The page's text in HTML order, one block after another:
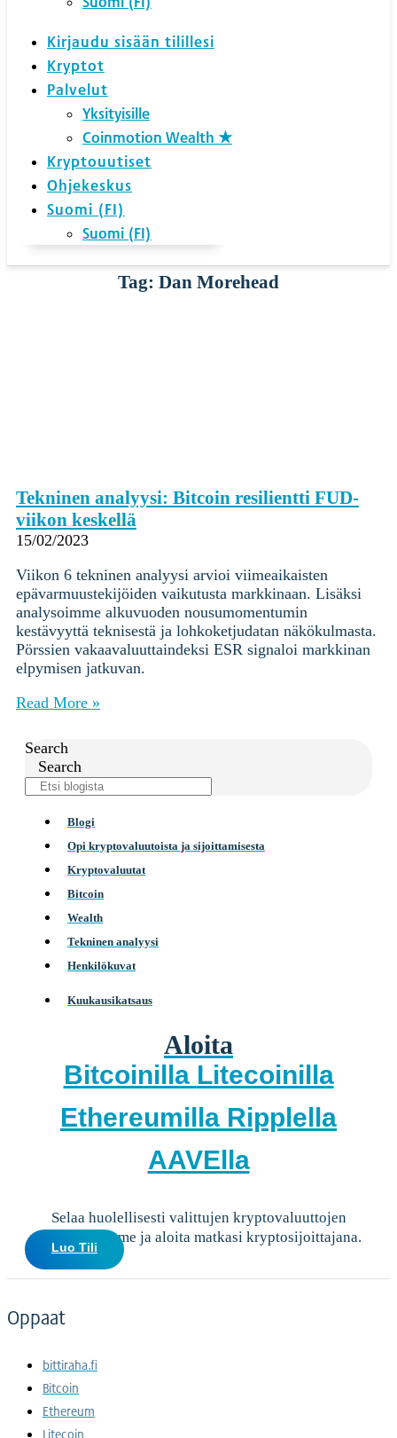
Kirjaudu sisään tilillesi
Kryptot
Palvelut
Yksityisille
Coinmotion Wealth ★
Kryptouutiset
Ohjekeskus
Suomi (FI)
Suomi (FI)
Tag: Dan Morehead
Tekninen analyysi: Bitcoin resilientti FUD-
viikon keskellä
15/02/2023
Viikon 6 tekninen analyysi arvioi viimeaikaisten
epävarmuustekijöiden vaikutusta markkinaan. Lisäksi
analysoimme alkuvuoden nousumomentumin
kestävyyttä teknisestä ja lohkoketjudatan näkökulmasta.
Pörssien vakaavaluuttaindeksi ESR signaloi markkinan
elpymisen jatkuvan.
Read More »
Search
Search
Blogi
Opi kryptovaluutoista ja sijoittamisesta
Kryptovaluutat
Bitcoin
Wealth
Tekninen analyysi
Henkilökuvat
Kuukausikatsaus
Aloita
Bitcoinilla Litecoinilla
Ethereumilla Ripplella
AAVElla
Selaa huolellisesti valittujen kryptovaluuttojen
valikoimaamme ja aloita matkasi kryptosijoittajana.
Luo Tili
Oppaat
bittiraha.fi
Bitcoin
Ethereum
Litecoin